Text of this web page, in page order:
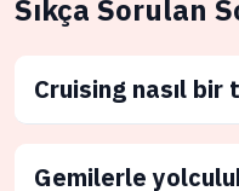
Sıkça Sorulan
Cruising nasıl
Gemilerle